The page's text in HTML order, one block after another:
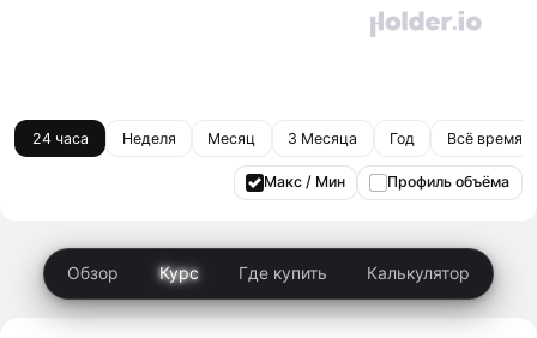
24 часа Неделя Месяц 3 Месяца Год Всё время
Макс / Мин Профиль объёма
Обзор Курс Где купить Калькулятор